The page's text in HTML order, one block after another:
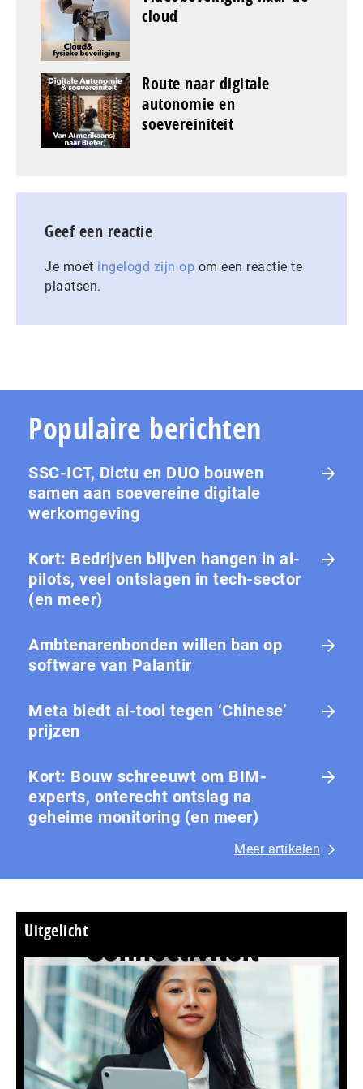
cloud
Route naar digitale
autonomie en
soevereiniteit
Geef een reactie
Je moet ingelogd zijn op om een reactie te
plaatsen.
Populaire berichten
SSC-ICT, Dictu en DUO bouwen
samen aan soevereine digitale
werkomgeving
Kort: Bedrijven blijven hangen in ai-
pilots, veel ontslagen in tech-sector
(en meer)
Ambtenarenbonden willen ban op
software van Palantir
Meta biedt ai-tool tegen ‘Chinese’
prijzen
Kort: Bouw schreeuwt om BIM-
experts, onterecht ontslag na
geheime monitoring (en meer)
Meer artikelen
Uitgelicht